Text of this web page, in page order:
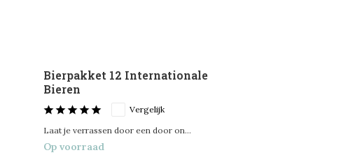
Bierpakket 12 Internationale
Bieren
Vergelijk
Laat je verrassen door een door on...
Op voorraad